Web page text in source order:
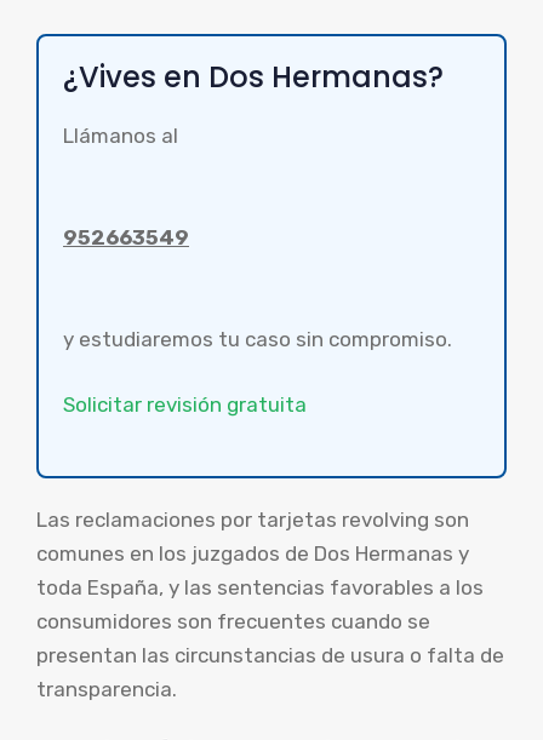
¿Vives en Dos Hermanas?
Llámanos al
952663549
y estudiaremos tu caso sin compromiso.
Solicitar revisión gratuita
Las reclamaciones por tarjetas revolving son
comunes en los juzgados de Dos Hermanas y
toda España, y las sentencias favorables a los
consumidores son frecuentes cuando se
presentan las circunstancias de usura o falta de
transparencia.